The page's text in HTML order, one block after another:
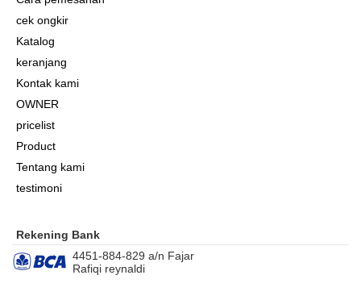
cek ongkir
Katalog
keranjang
Kontak kami
OWNER
pricelist
Product
Tentang kami
testimoni
Rekening Bank
4451-884-829 a/n Fajar
Rafiqi reynaldi